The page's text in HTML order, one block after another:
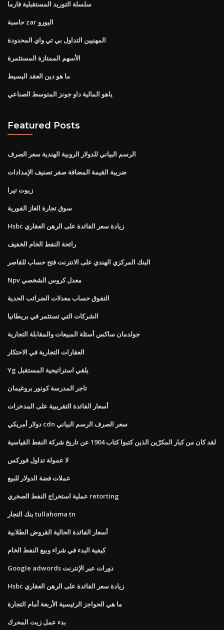
سلسلة التوريد المستقبلية فارما
حاسبة zar اليورو
المهنيين التداول بي تي واي المحدودة
الأسهم الممتازة المستثمرة
ما هو دين العقد البسيط
ياهو المالية داو جونز المتوسط ​​الصناعي
Featured Posts
الرسم البياني للدولار الروبية الهندية سعر الصرف
ضريبة القيمة المضافة صفر تصنيف الإمدادات
زيوت تيرا
سوق تجارة الغاز الفورية
Hsbc زيادة سعر الفائدة على الرهن العقاري
رائحة النفط الخام الخفيف
البنك المركزي الهندي على الانترنت فتح حساب للقاصر
Npv معدل كروس الشخصي
التفوق حساب معدلات الضرائب الحدية
الشركات التي تستثمر في بريطانيا
جولدمان ساكس أسئلة المبيعات والمقابلة التجارية
العقارات التجارية في الاحتكار
Yg يلقي استراتيجية المستقبل
تاجر المدرسة كونور بروغيمان
أسعار الفائدة التقريبية على المدخرات
دولار أمريكي cdn سعر الصرف الرسم البياني
لقد كان من كبار المكرّين الذين كتبوا كتاب 1904 عن تاريخ شركة النفط القياسية
لا عمولة تداول فوركس
عملات فضة الدولار للبيع
عملية استخراج النفط الصخري retorting
بنك التجار tullahoma tn
أسعار الفائدة الحالية القروض الطلابية
كيفية البدء في شراء وبيع النفط الخام
Google adwords دورات عبر الإنترنت
Hsbc زيادة سعر الفائدة على الرهن العقاري
ما هي الحواجز الرئيسية الأربعة أمام التجارة
بدء عمل زيت المحرك